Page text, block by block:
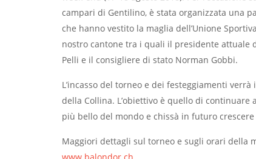
campari di Gentilino, è stata organizzata una
che hanno vestito la maglia dell’Unione
nostro cantone tra i quali il presidente attuale
Pelli e il consigliere di stato Norman Gobbi.
L’incasso del torneo e dei festeggiamenti
della Collina. L’obiettivo è quello di
più bello del mondo e chissà in futuro
Maggiori dettagli sul torneo e sugli orari della
www.balondor.ch